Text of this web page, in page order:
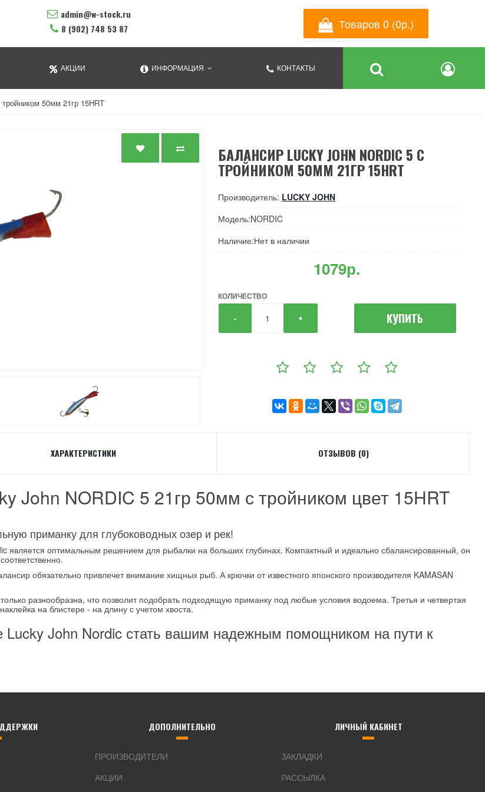
admin@w-stock.ru
8 (902) 748 53 87
Товаров 0 (0р.)
АКЦИИ ИНФОРМАЦИЯ КОНТАКТЫ
50мм 21гр 15HRT
БАЛАНСИР LUCKY JOHN NORDIC 5 C
ТРОЙНИКОМ 50ММ 21ГР 15HRT
Производитель: LUCKY JOHN
Модель:NORDIC
Наличие:Нет в наличии
1079р.
КОЛИЧЕСТВО
- + КУПИТЬ
ХАРАКТЕРИСТИКИ ОТЗЫВОВ (0)
John NORDIC 5 21гр 50мм с тройником цвет 15HRT
приманку для глубоководных озер и рек!
является оптимальным решением для рыбалки на больших глубинах. Компактный и идеально сбалансированный, он
обязательно привлечет внимание хищных рыб. А крючки от известного японского производителя KAMASAN
разнообразна, что позволит подобрать подходящую приманку под любые условия водоема. Третья и четвертая
на блистере - на длину с учетом хвоста.
Lucky John Nordic стать вашим надежным помощником на пути к
ДОПОЛНИТЕЛЬНО
ПРОИЗВОДИТЕЛИ
АКЦИИ
ЛИЧНЫЙ КАБИНЕТ
ЗАКЛАДКИ
РАССЫЛКА